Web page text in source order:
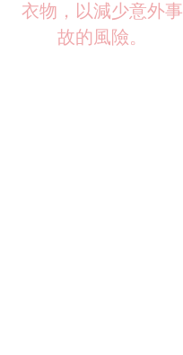
衣物，以減少意外事
故的風險。